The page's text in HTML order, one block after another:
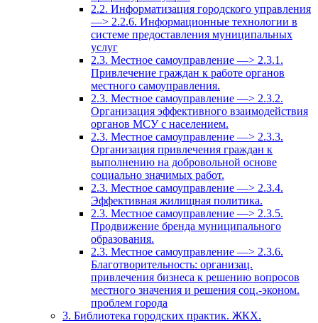
2.2. Информатизация городского управления
—> 2.2.6. Информационные технологии в
системе предоставления муниципальных
услуг
2.3. Местное самоуправление —> 2.3.1.
Привлечение граждан к работе органов
местного самоуправления.
2.3. Местное самоуправление —> 2.3.2.
Организация эффективного взаимодействия
органов МСУ с населением.
2.3. Местное самоуправление —> 2.3.3.
Организация привлечения граждан к
выполнению на добровольной основе
социально значимых работ.
2.3. Местное самоуправление —> 2.3.4.
Эффективная жилищная политика.
2.3. Местное самоуправление —> 2.3.5.
Продвижение бренда муниципального
образования.
2.3. Местное самоуправление —> 2.3.6.
Благотворительность: организац.
привлечения бизнеса к решению вопросов
местного значения и решения соц.-эконом.
проблем города
3. Библиотека городских практик. ЖКХ.